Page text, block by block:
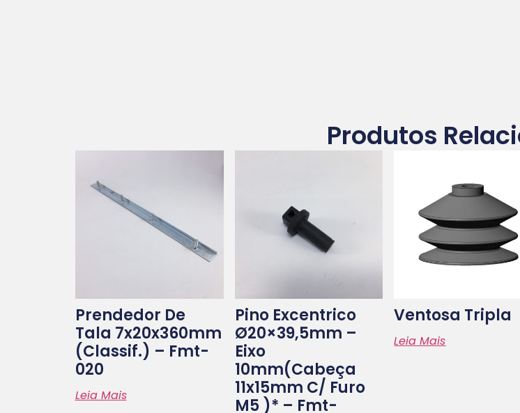
Produtos
Prendedor De
Tala 7x20x360mm
(classif.) – Fmt-
020
Leia Mais
Pino Excentrico
Ø20×39,5mm –
Eixo
10mm(cabeça
11x15mm C/ Furo
M5 )* – Fmt-
Ventosa Tripla
Leia Mais